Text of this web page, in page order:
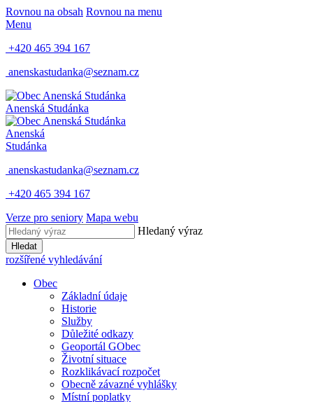
Rovnou na obsah Rovnou na menu
Menu
+420 465 394 167
anenskastudanka@seznam.cz
Anenská Studánka
Anenská
Studánka
anenskastudanka@seznam.cz
+420 465 394 167
Verze pro seniory Mapa webu
Hledaný výraz
Hledat
rozšířené vyhledávání
Obec
Základní údaje
Historie
Služby
Důležité odkazy
Geoportál GObec
Životní situace
Rozklikávací rozpočet
Obecně závazné vyhlášky
Místní poplatky